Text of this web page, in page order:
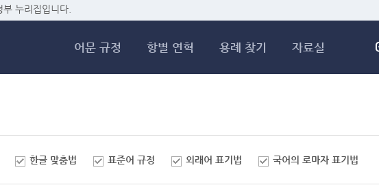
누리집입니다.
어문 규정 항별 연혁 용례 찾기 자료실
한글 맞춤법 표준어 규정 외래어 표기법 국어의 로마자 표기법